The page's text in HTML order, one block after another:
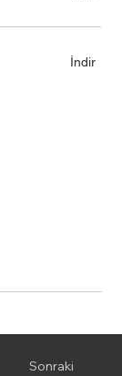
İndir
Sonraki